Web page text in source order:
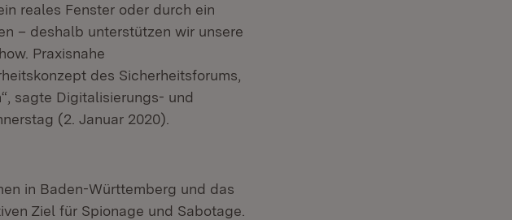
reales Fenster oder durch ein
– deshalb unterstützen wir unsere
Praxisnahe
des Sicherheitsforums,
sagte Digitalisierungs- und
(2. Januar 2020).
in Baden-Württemberg und das
Ziel für Spionage und Sabotage.